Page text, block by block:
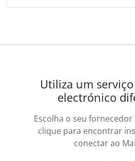
Utiliza um
electrónico
Escolha o seu
clique para encontrar
conectar ao